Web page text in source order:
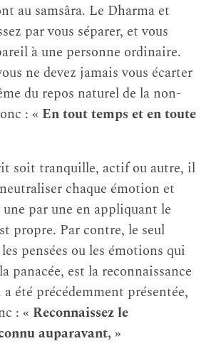
au samsâra. Le Dharma et
par vous séparer, et vous
à une personne ordinaire.
ne devez jamais vous écarter
du repos naturel de la non-
: « En tout temps et en toute
soit tranquille, actif ou autre, il
chaque émotion et
par une en appliquant le
propre. Par contre, le seul
pensées ou les émotions qui
panacée, est la reconnaissance
été précédemment présentée,
: « Reconnaissez le
auparavant, »